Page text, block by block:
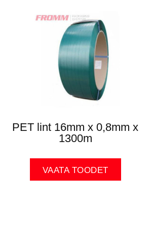
PET lint 16mm x 0,8mm x
1300m
VAATA TOODET